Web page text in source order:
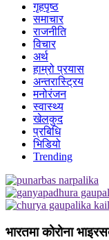
गृहपृष्ठ
समाचार
राजनीति
विचार
अर्थ
हाम्रो प्रयास
अन्तरास्ट्रिय
मनोरंजन
स्वास्थ्य
खेलकुद
प्रबिधि
भिडियो
Trending
भारतमा कोरोना